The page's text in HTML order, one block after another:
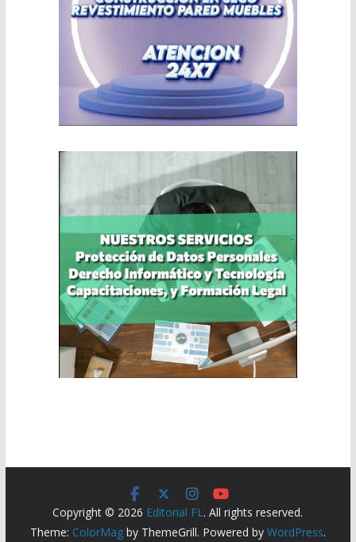
Copyright © 2026 Editorial FL. All rights reserved.
Theme: ColorMagby ThemeGrill. Powered by WordPress.